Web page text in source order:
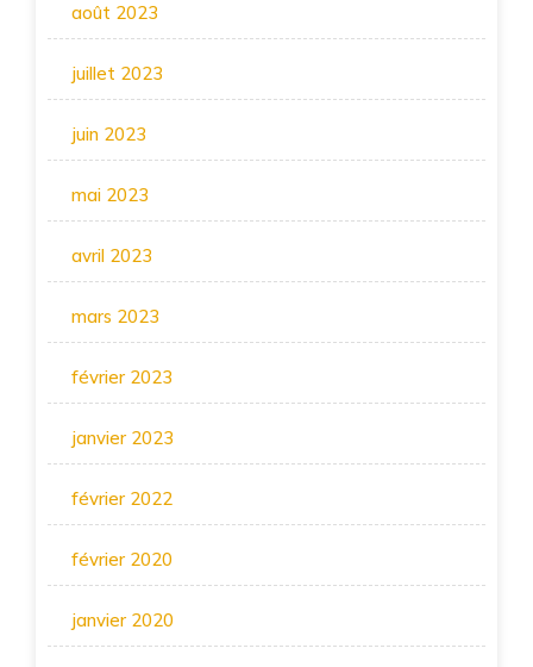
août 2023
juillet 2023
juin 2023
mai 2023
avril 2023
mars 2023
février 2023
janvier 2023
février 2022
février 2020
janvier 2020